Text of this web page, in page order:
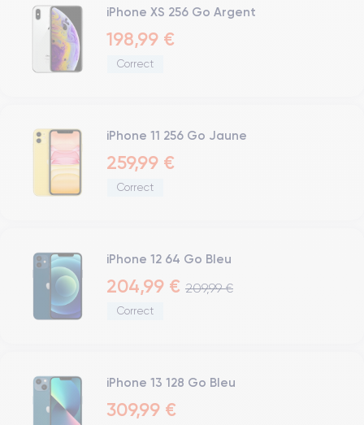
iPhone XS 256 Go Argent
198,99 €
Correct
iPhone 11 256 Go Jaune
259,99 €
Correct
iPhone 12 64 Go Bleu
204,99 € 209,99 €
Correct
iPhone 13 128 Go Bleu
309,99 €